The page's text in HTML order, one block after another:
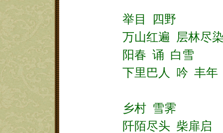
举目
四野
万山红遍
层林尽
阳春 诵 白雪
下里巴人
吟 丰年
乡村 雪霁
阡陌尽头 柴扉启